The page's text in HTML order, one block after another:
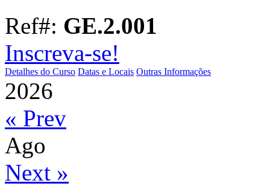
Ref#: GE.2.001
Inscreva-se!
Detalhes do Curso Datas e Locais Outras Informações
2026
« Prev
Ago
Next »